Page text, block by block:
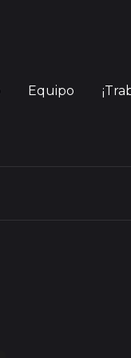
Equipo